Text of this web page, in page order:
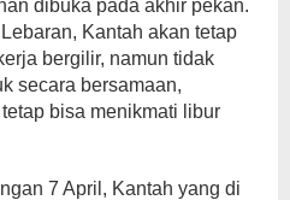
dibuka pada akhir pekan.
Kantah akan tetap
bergilir, namun tidak
secara bersamaan,
bisa menikmati libur
7 April, Kantah yang di